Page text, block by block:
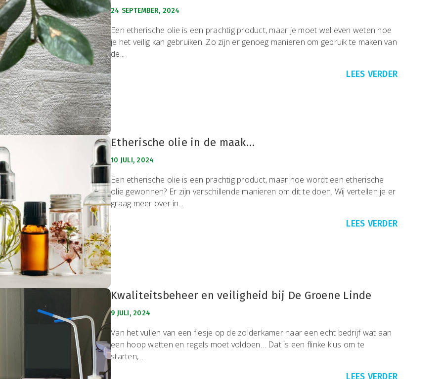
24 SEPTEMBER, 2024
Een etherische olie is een prachtig product, maar je moet wel even weten hoe
je het veilig kan gebruiken. Zo zijn er genoeg manieren om gebruik te maken van
de...
LEES VERDER
Etherische olie in de maak…
10 JULI, 2024
Een etherische olie is een prachtig product, maar hoe wordt een etherische
olie gewonnen? Er zijn verschillende manieren om dit te doen. Wij vertellen je er
graag meer over in...
LEES VERDER
Kwaliteitsbeheer en veiligheid bij De Groene Linde
9 JULI, 2024
Van het vullen van een flesje op de zolderkamer naar een echt bedrijf wat aan
een hoop wetten en regels moet voldoen… Dat is een flinke klus om te
starten,...
LEES VERDER